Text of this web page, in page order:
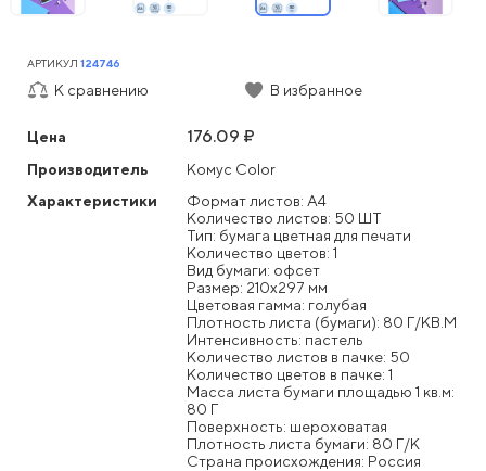
Цена 176.09 ₽
Производитель
Комус Color
Характеристики
Формат листов: А4
Количество листов: 50 ШТ
Тип: бумага цветная для печати
Количество цветов: 1
Вид бумаги: офсет
Размер: 210x297 мм
Цветовая гамма: голубая
Плотность листа (бумаги): 80 Г/КВ.М
Интенсивность: пастель
Количество листов в пачке: 50
Количество цветов в пачке: 1
Масса листа бумаги площадью 1 кв.м:
80 Г
Поверхность: шероховатая
Плотность листа бумаги: 80 Г/К
Страна происхождения: Россия
АРТИКУЛ 124746
К сравнению В избранное